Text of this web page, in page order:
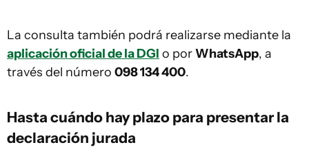
La consulta también podrá realizarse mediante la
aplicación oficial de la DGI o porWhatsApp, a
través del número 098 134 400.
Hasta cuándo hay plazo para presentar la
declaración jurada